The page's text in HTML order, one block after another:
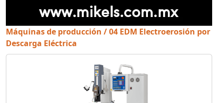
Máquinas de producción / 04 EDM Electroerosión por
Descarga Eléctrica